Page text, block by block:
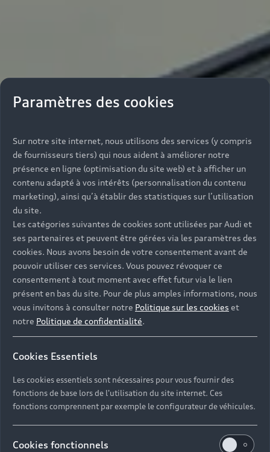
Paramètres des cookies
Sur notre site internet, nous utilisons des services (y compris
de fournisseurs tiers) qui nous aident à améliorer notre
présence en ligne (optimisation du site web) et à afficher un
contenu adapté à vos intérêts (personnalisation du contenu
marketing), ainsi qu’à établir des statistiques sur l’utilisation
du site.
Les catégories suivantes de cookies sont utilisées par Audi et
ses partenaires et peuvent être gérées via les paramètres des
cookies. Nous avons besoin de votre consentement avant de
pouvoir utiliser ces services. Vous pouvez révoquer ce
consentement à tout moment avec effet futur via le lien
présent en bas du site. Pour de plus amples informations, nous
vous invitons à consulter notre Politique sur les cookies et
notre Politique de confidentialité.
Cookies Essentiels
Les cookies essentiels sont nécessaires pour vous fournir des
fonctions de base lors de l'utilisation du site internet. Ces
fonctions comprennent par exemple le configurateur de véhicules.
Cookies fonctionnels